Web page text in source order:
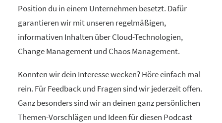
Position du in einem Unternehmen besetzt. Dafür
garantieren wir mit unseren regelmäßigen,
informativen Inhalten über Cloud-Technologien,
Change Management und Chaos Management.
Konnten wir dein Interesse wecken? Höre einfach mal
rein. Für Feedback und Fragen sind wir jederzeit offen.
Ganz besonders sind wir an deinen ganz persönlichen
Themen-Vorschlägen und Ideen für diesen Podcast